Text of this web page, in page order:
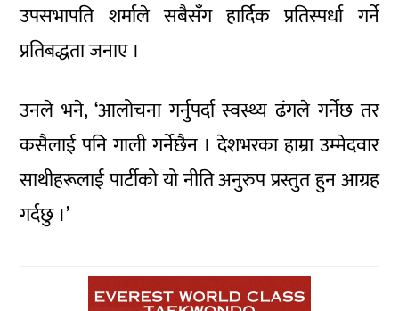
उपसभापति शर्माले सबैसँग हार्दिक प्रतिस्पर्धा गर्ने
प्रतिबद्धता जनाए ।
उनले भने, ‘आलोचना गर्नुपर्दा स्वस्थ्य ढंगले गर्नेछ तर
कसैलाई पनि गाली गर्नेछैन । देशभरका हाम्रा उम्मेदवार
साथीहरूलाई पार्टीको यो नीति अनुरुप प्रस्तुत हुन आग्रह
गर्दछु ।’